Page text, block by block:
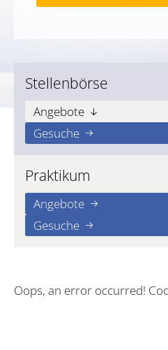
Stellenbörse
Angebote
Gesuche
Praktikum
Angebote
Gesuche
Oops, an error occurred!